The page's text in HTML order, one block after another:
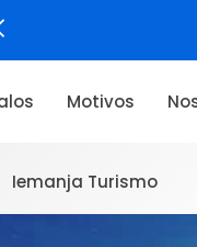
Motivos
Iemanja Turismo